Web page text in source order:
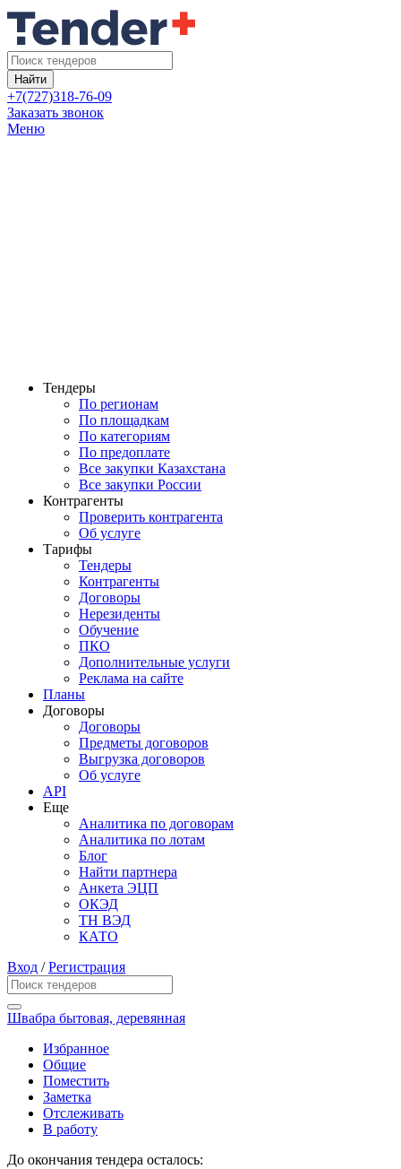
Найти
+7(727)318-76-09
Заказать звонок
Меню
Тендеры
По регионам
По площадкам
По категориям
По предоплате
Все закупки Казахстана
Все закупки России
Контрагенты
Проверить контрагента
Об услуге
Тарифы
Тендеры
Контрагенты
Договоры
Нерезиденты
Обучение
ПКО
Дополнительные услуги
Реклама на сайте
Планы
Договоры
Договоры
Предметы договоров
Выгрузка договоров
Об услуге
API
Еще
Аналитика по договорам
Аналитика по лотам
Блог
Найти партнера
Анкета ЭЦП
ОКЭД
ТН ВЭД
КАТО
Вход /Регистрация
Швабра бытовая, деревянная
Избранное
Общие
Поместить
Заметка
Отслеживать
В работу
До окончания тендера осталось: